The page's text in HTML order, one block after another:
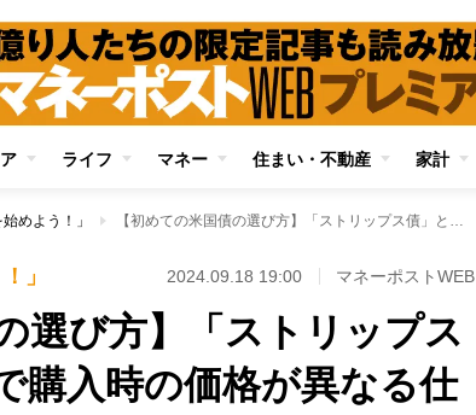
ライフ マネー 住まい・不動産 家計
めよう！」 【初めての米国債の選び方】「ストリップス債」と「利付債」で購入時の価格が異なる仕組み どちらも満期まで保有すれば額面上の損失はないが為替リスクに注意
」 2024.09.18 19:00 マネーポストWEB
選び方】「ストリップス
購入時の価格が異なる仕